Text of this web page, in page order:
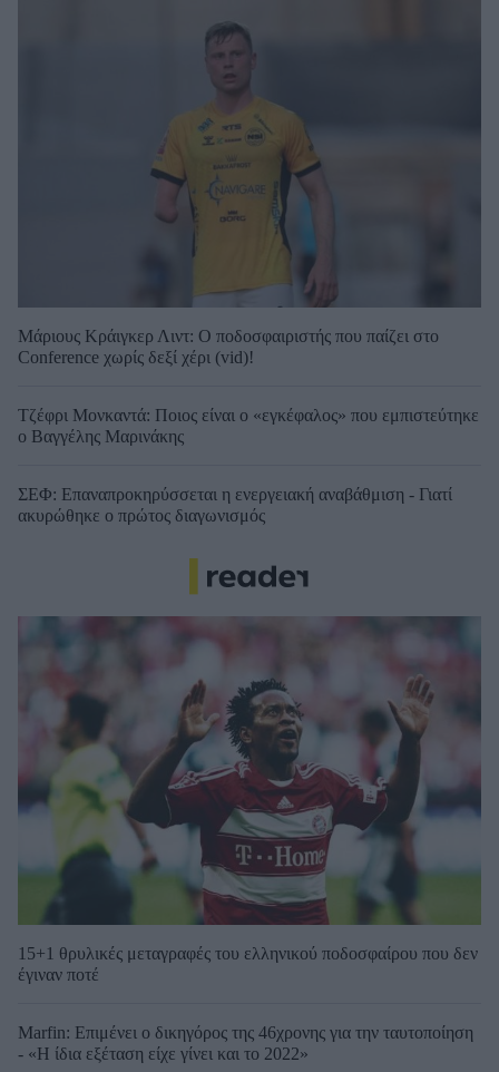
Μάριους Κράιγκερ Λιντ: Ο ποδοσφαιριστής που παίζει στο
Conference χωρίς δεξί χέρι (vid)!
Τζέφρι Μονκαντά: Ποιος είναι ο «εγκέφαλος» που εμπιστεύτηκε
ο Βαγγέλης Μαρινάκης
ΣΕΦ: Επαναπροκηρύσσεται η ενεργειακή αναβάθμιση - Γιατί
ακυρώθηκε ο πρώτος διαγωνισμός
15+1 θρυλικές μεταγραφές του ελληνικού ποδοσφαίρου που δεν
έγιναν ποτέ
Marfin: Επιμένει ο δικηγόρος της 46χρονης για την ταυτοποίηση
- «Η ίδια εξέταση είχε γίνει και το 2022»